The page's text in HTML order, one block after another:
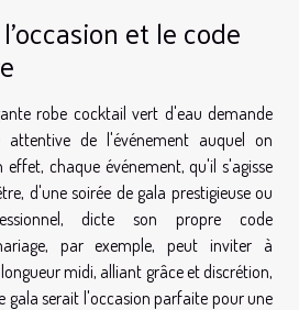
et le code
robe cocktail vert d'eau demande
attentive de l'événement auquel on
effet, chaque événement, qu'il s'agisse
d'une soirée de gala prestigieuse ou
dicte son propre code
par exemple, peut inviter à
midi, alliant grâce et discrétion,
gala serait l'occasion parfaite pour une